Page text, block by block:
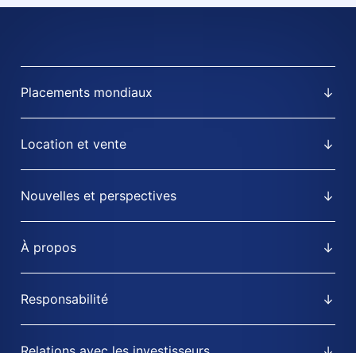
Placements mondiaux
Location et vente
Nouvelles et perspectives
À propos
Responsabilité